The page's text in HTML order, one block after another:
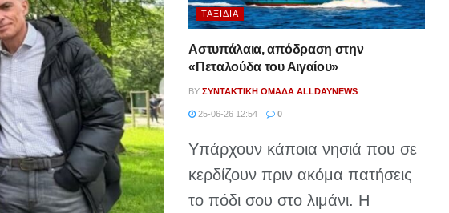
ΤΑΞΊΔΙΑ
Αστυπάλαια, απόδραση στην
«Πεταλούδα του Αιγαίου»
BY ΣΥΝΤΑΚΤΙΚΉ ΟΜΆΔΑ ALLDAYNEWS
25-06-26 12:54 0
Υπάρχουν κάποια νησιά που σε
κερδίζουν πριν ακόμα πατήσεις
το πόδι σου στο λιμάνι. Η